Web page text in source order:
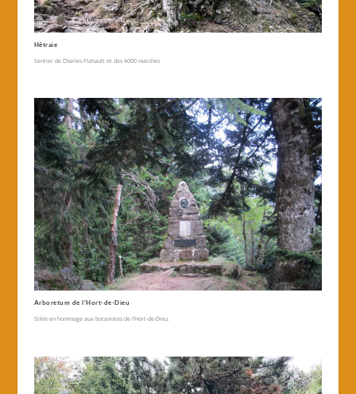
Hêtraie
Sentier de Charles Flahault et des 4000 marches
Arboretum de l’Hort-de-Dieu
Stèle en hommage aux botanistes de l’Hort-de-Dieu.